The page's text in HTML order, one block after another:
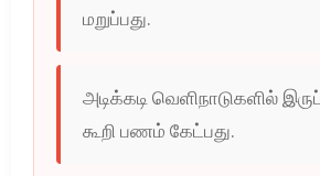
மறுப்பது.
அடிக்கடி வெளிநாடுகளில்
கூறி பணம் கேட்பது.